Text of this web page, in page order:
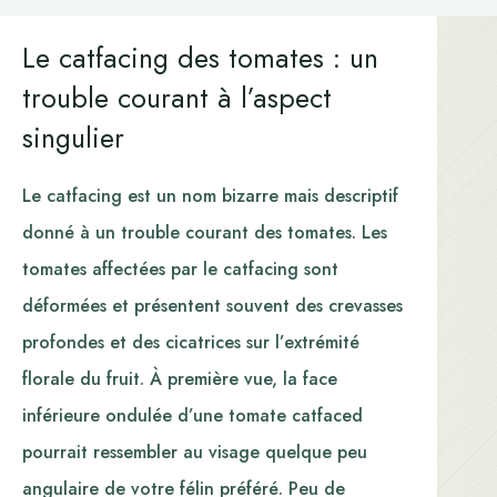
Le catfacing des tomates : un
trouble courant à l’aspect
singulier
Le catfacing est un nom bizarre mais descriptif
donné à un trouble courant des tomates. Les
tomates affectées par le catfacing sont
déformées et présentent souvent des crevasses
profondes et des cicatrices sur l’extrémité
florale du fruit. À première vue, la face
inférieure ondulée d’une tomate catfaced
pourrait ressembler au visage quelque peu
angulaire de votre félin préféré. Peu de